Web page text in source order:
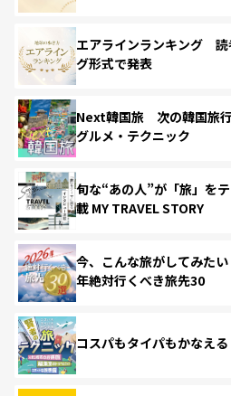
エアラインランキング 読
グ形式で発表
Next韓国旅 次の韓国旅行
グルメ・テクニック
旬な“あの人”が「旅」を
載 MY TRAVEL STORY
今、こんな旅がしてみた
年絶対行くべき旅先30
コスパもタイパもかなえ